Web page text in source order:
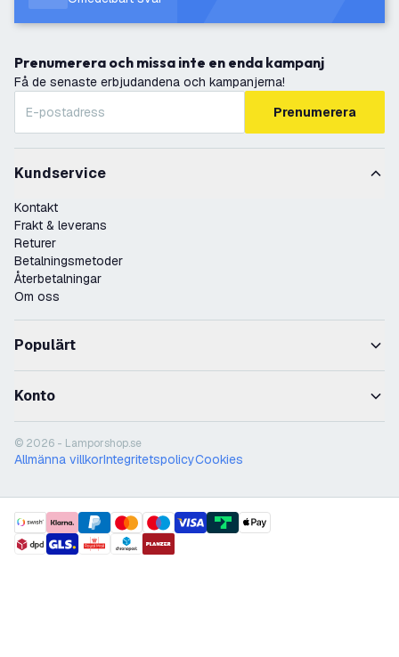
Prenumerera och missa inte en enda kampanj
Få de senaste erbjudandena och kampanjerna!
Prenumerera
Kundservice
Kontakt
Frakt & leverans
Returer
Betalningsmetoder
Återbetalningar
Om oss
Populärt
Konto
© 2026 - Lamporshop.se
Allmänna villkorIntegritetspolicyCookies
payment methods
shipment methods